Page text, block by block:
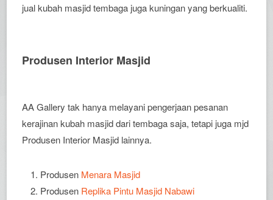
jual kubah masjid tembaga juga kuningan yang berkualiti.
Produsen Interior Masjid
AA Gallery tak hanya melayani pengerjaan pesanan
kerajinan kubah masjid dari tembaga saja, tetapi juga mjd
Produsen Interior Masjid lainnya.
Produsen Menara Masjid
Produsen Replika Pintu Masjid Nabawi